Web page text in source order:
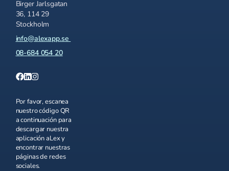
Birger Jarlsgatan
36, 114 29
Stockholm
info@alexapp.se
08-684 054 20
Por favor, escanea
nuestro código QR
a continuación para
descargar nuestra
aplicación aLex y
encontrar nuestras
páginas de redes
sociales.